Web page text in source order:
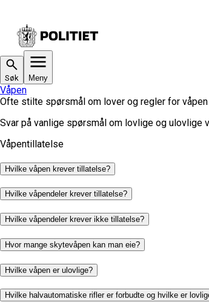
Søk Meny
Våpen
Ofte stilte spørsmål om lover og regler for våpen
Svar på vanlige spørsmål om lovlige og ulovlige
Våpentillatelse
Hvilke våpen krever tillatelse?
Hvilke våpendeler krever tillatelse?
Hvilke våpendeler krever ikke tillatelse?
Hvor mange skytevåpen kan man eie?
Hvilke våpen er ulovlige?
Hvilke halvautomatiske rifler er forbudte og hvilke er